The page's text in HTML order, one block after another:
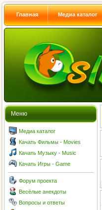
Главная Медиа каталог
Меню
Медиа каталог
Качать Фильмы - Movies
Качать Музыку - Music
Качать Игры - Game
Форум проекта
Весёлые анекдоты
Вопросы и ответы